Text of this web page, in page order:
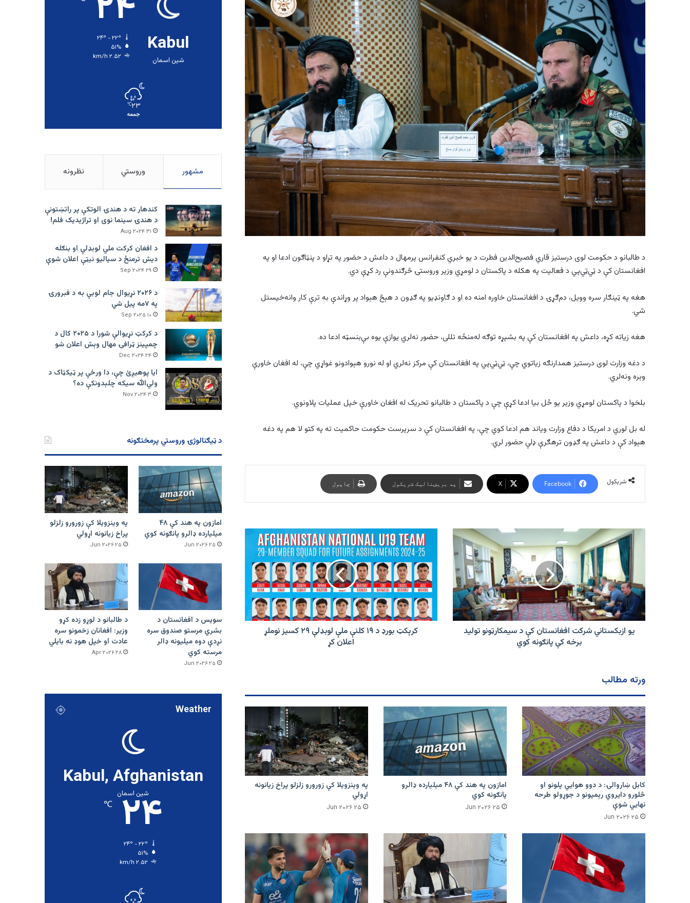
د طالبانو د حکومت لوی درستیز قاري فصیح‌الدین فطرت د یو خبري کنفرانس پرمهال د داعش د حضور په تړاو د پنټاګون ادعا او په
افغانستان کې د ټي‌ټي‌پي د فعالیت په هکله د پاکستان د لومړي وزیر وروستۍ څرګندونې رد کړې دي.
هغه په ټینګار سره وويل، دم‌ګړۍ د افغانستان خاوره امنه ده او د ګاونډیو په ګډون د هېڅ هېواد پر وړاندې به ترې کار وانه‌خیستل
شي.
هغه زیاته کړه، داعش په افغانستان کې په بشپړه توګه له‌منځه تللی، حضور نه‌لري یوازې یوه بې‌بنسټه ادعا ده.
د دغه وزارت لوی درستیز همدارنګه زیاتوي چې، ټي‌ټي‌پي په افغانستان کې مرکز نه‌لري او له نورو هېوادونو غواړي چې، له افغان خاورې
وېره ونه‌لري.
بلخوا د پاکستان لومړي وزیر یو ځل بیا ادعا کړې چې د پاکستان د طالبانو تحریک له افغان خاورې خپل عملیات پلاونوي.
له بل لوري د امریکا د دفاع وزارت ویاند هم ادعا کوي چې، په افغانستان کې د سرپرست حکومت حاکمیت ته په کتو لا هم په دغه
هېواد کې د داعش په ګډون ترهګرې ډلې حضور لري.
شریکول Facebook
X په بریښنالیک شریکول چاپول
ازبکستاني
افغانستان
د
سیمکارټونو
تولید
برخه
یو ازبکستاني شرکت افغانستان کې د سیمکارټونو تولید
برخه کې پانګونه کوي
کرېکټ
کلنې
ملې
لوبډلې
کسیز
کرېکټ بورډ د ۱۹ کلنې ملې لوبډلې ۲۹ کسیز نوملړ
اعلان کړ
ورته مطالب
کابل ښاروالۍ: د دوو هوايي پلونو او
څلورو دایروي رېمپونو د جوړولو طرحه
نهایي شوې
۲۵ Jun ۲۰۲۶
امازون په هند کې ۴۸ میلیارده ډالرو
پانګونه کوي
۲۵ Jun ۲۰۲۶
په وینزویلا کې زورورو زلزلو پراخ زیانونه
اړولي
۲۵ Jun ۲۰۲۶
Kabul
شین اسمان
۵۱%
۲.۵۲ km/h
۲۳℃
جمعه
مشهور وروستي نظرونه
کندهار ته د هندۍ الوتکې پر راتښتونې
د هندۍ سینما نوی او تراژيديک فلم!
۳۱ Aug ۲۰۲۴
د افغان کرکت ملي لوبډلې او بنګله
دیش ترمنځ د سیالیو نیټې اعلان شوې
۲۹ Sep ۲۰۲۴
د ۲۰۲۶ نړیوال جام لوبې به د فبرورۍ
په ۷مه پیل شي
۱۰ Sep ۲۰۲۵
د کرکټ نړیوالې شورا د ۲۰۲۵ کال د
چمپینز ټرافۍ مهال وېش اعلان شو
۲۴ Dec ۲۰۲۴
ایا پوهیږئ چې، دا ورځې پر ټيکټاک د
ولي‌الله سیکه چلېدونکې ده؟
۳ Nov ۲۰۲۴
د ټیګنالوژۍ وروستي پرمختګونه
امازون په هند کې ۴۸
میلیارده ډالرو پانګونه کوي
۲۵ Jun ۲۰۲۶
په وینزویلا کې زورورو زلزلو
پراخ زیانونه اړولي
۲۵ Jun ۲۰۲۶
سویس د افغانستان د
بشري مرستو صندوق سره
نږدې دوه میلیونه ډالر
مرسته کوي
۲۵ Jun ۲۰۲۶
د طالبانو د لوړو زده کړو
وزیر: افغانان زخمونو سره
عادت او خپل هوډ نه بایلي
۲۸ Apr ۲۰۲۶
Weather
Kabul, Afghanistan
شین اسمان
۲۴ ℃
۵۱%
۲.۵۲ km/h